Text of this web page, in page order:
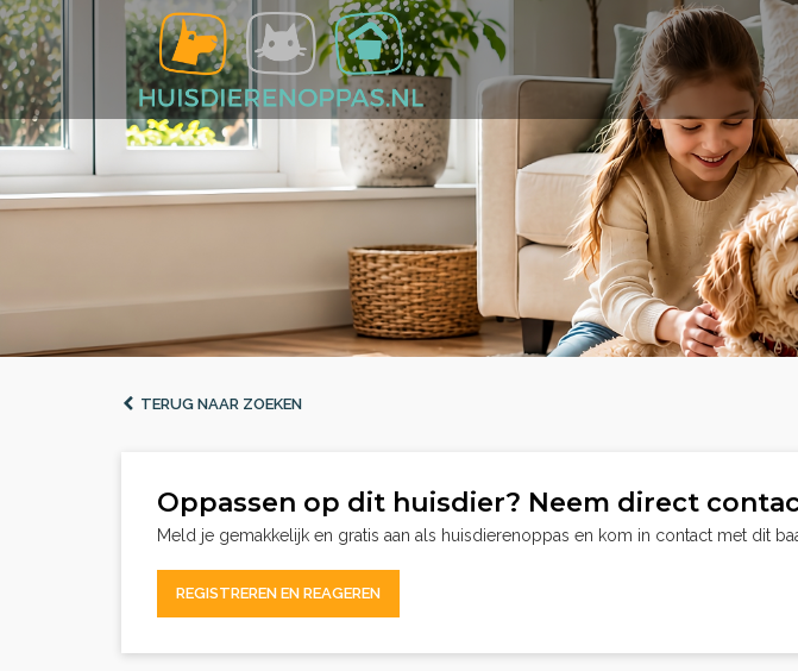
TERUG NAAR ZOEKEN
Oppassen op dit huisdier? Neem direct
Meld je gemakkelijk en gratis aan als huisdierenoppas en kom in contact met dit
REGISTREREN EN REAGEREN